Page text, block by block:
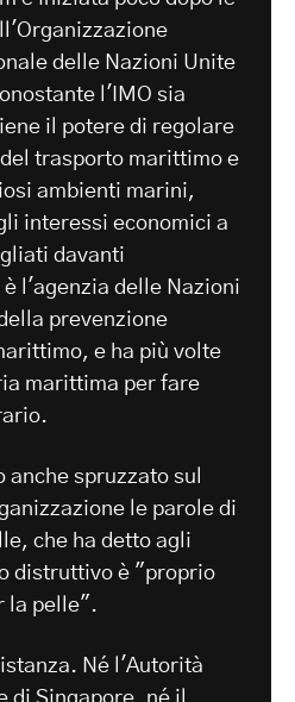
delle Nazioni Unite
l'IMO sia
il potere di regolare
trasporto marittimo e
ambienti marini,
interessi economici a
davanti
l'agenzia delle Nazioni
prevenzione
e ha più volte
marittima per fare
anche spruzzato sul
le parole di
che ha detto agli
distruttivo è "proprio
la pelle".
Né l'Autorità